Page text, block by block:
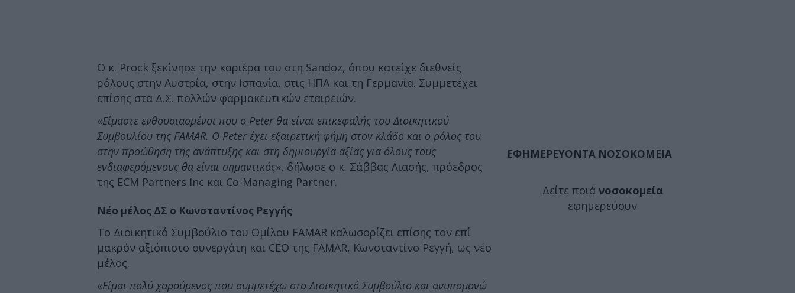
Ο κ. Prock ξεκίνησε την καριέρα του στη Sandoz, όπου κατείχε διεθνείς
ρόλους στην Αυστρία, στην Ισπανία, στις ΗΠΑ και τη Γερμανία. Συμμετέχει
επίσης στα Δ.Σ. πολλών φαρμακευτικών εταιρειών.
«Είμαστε ενθουσιασμένοι που ο Peter θα είναι επικεφαλής του Διοικητικού
Συμβουλίου της FAMAR. Ο Peter έχει εξαιρετική φήμη στον κλάδο και o ρόλος του
στην προώθηση της ανάπτυξης και στη δημιουργία αξίας για όλους τους
ενδιαφερόμενους θα είναι σημαντικός», δήλωσε ο κ. Σάββας Λιασής, πρόεδρος
της ECM Partners Inc και Co-Managing Partner.
Νέο μέλος ΔΣ ο Κωνσταντίνος Ρεγγής
Το Διοικητικό Συμβούλιο του Ομίλου FAMAR καλωσορίζει επίσης τον επί
μακρόν αξιόπιστο συνεργάτη και CEO της FAMAR, Κωνσταντίνο Ρεγγή, ως νέο
μέλος.
«Είμαι πολύ χαρούμενος που συμμετέχω στο Διοικητικό Συμβούλιο και ανυπομονώ
ΕΦΗΜΕΡΕΥΟΝΤΑ ΝΟΣΟΚΟΜΕΙΑ
Δείτε ποιά νοσοκομεία
εφημερεύουν